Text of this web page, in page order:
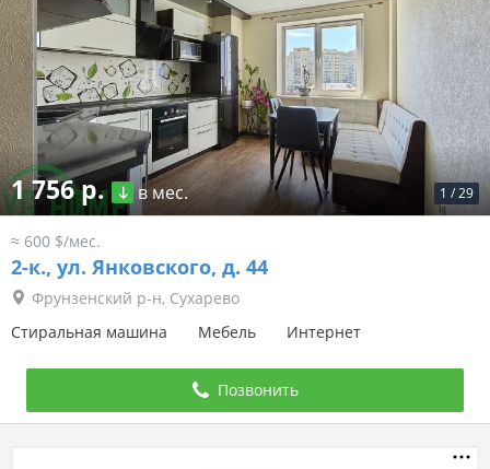
1 /29
1 756 р. в мес.
≈ 600 $/мес.
2-к., ул. Янковского, д. 44
Фрунзенский р-н, Сухарево
Стиральная машина
Мебель Интернет
Позвонить